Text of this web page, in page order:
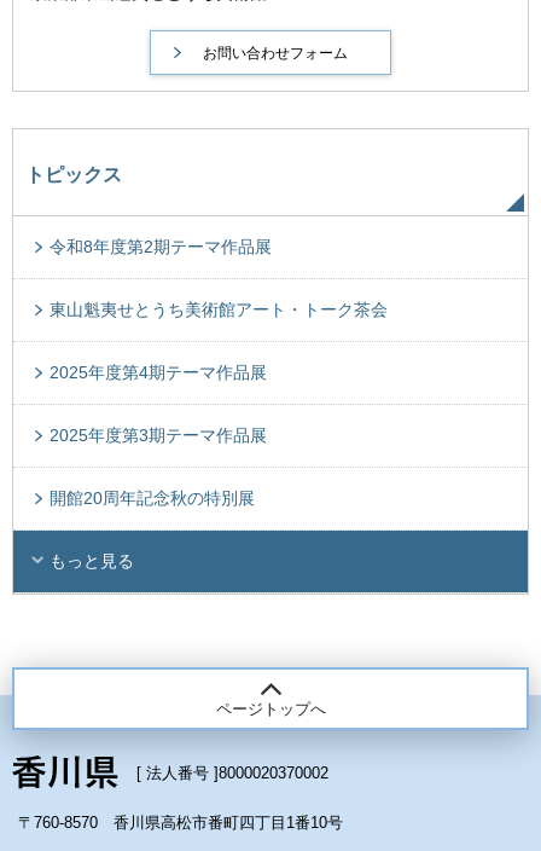
トピックス
令和8年度第2期テーマ作品展
東山魁夷せとうち美術館アート・トーク茶会
2025年度第4期テーマ作品展
2025年度第3期テーマ作品展
開館20周年記念秋の特別展
もっと見る
ページトップへ
[ 法人番号 ]8000020370002
〒760-8570 香川県高松市番町四丁目1番10号